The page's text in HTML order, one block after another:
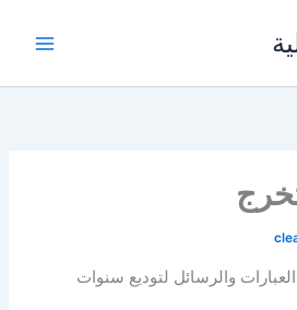
والرسائل لتوديع سنوات